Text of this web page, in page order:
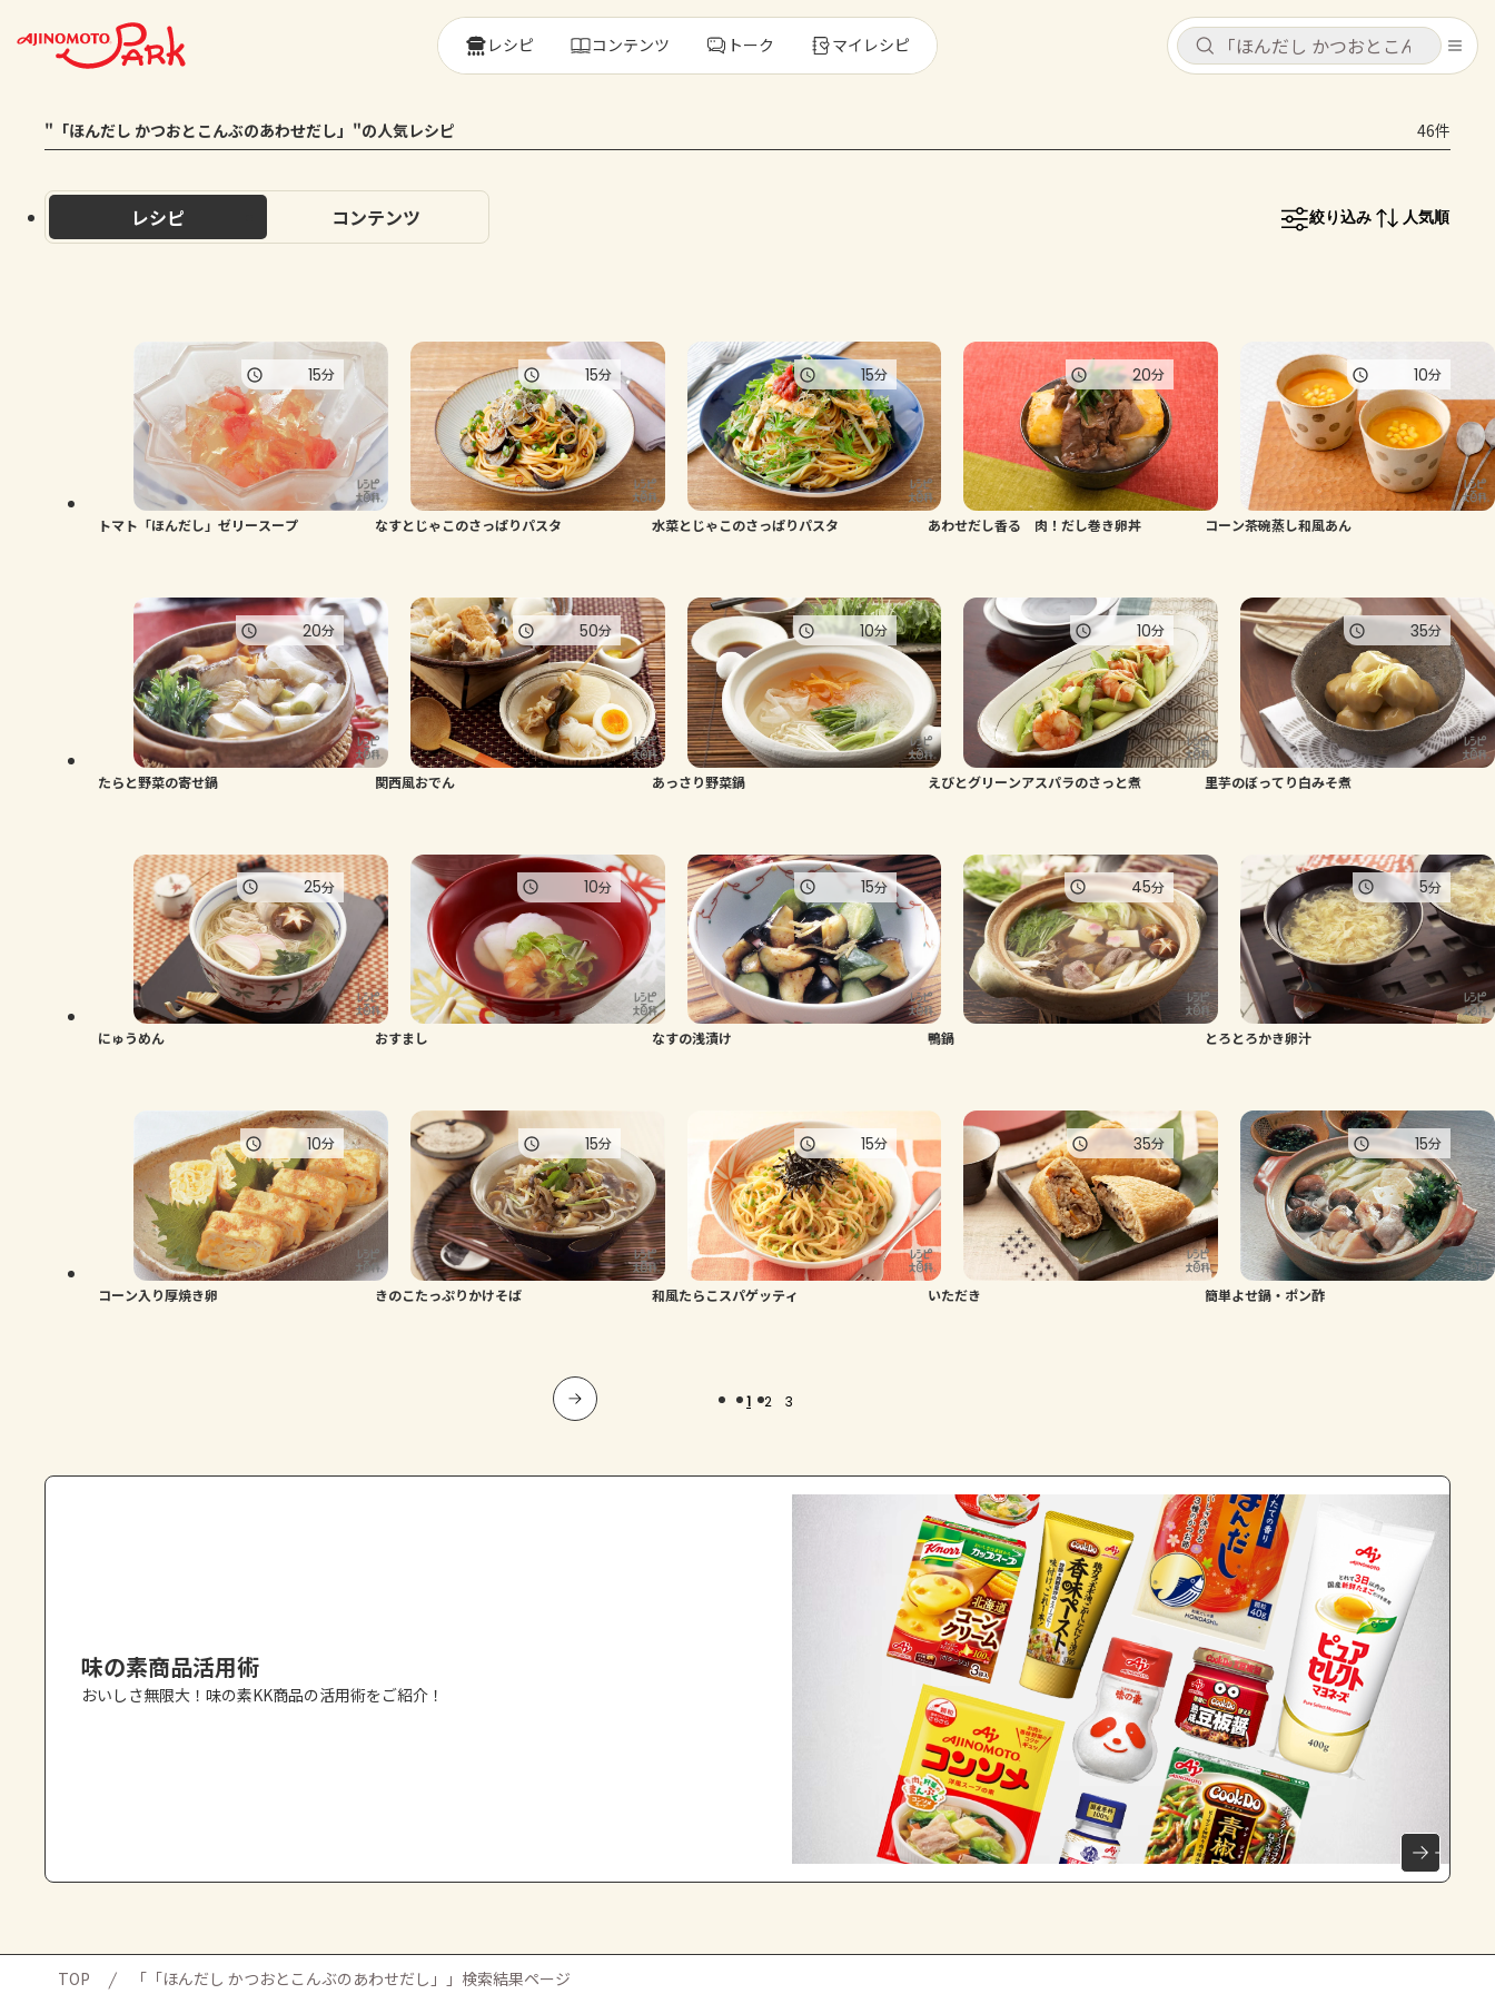
キャンセル
ログインするとレシピを保存できます
コンテンツ
レシピ
トーク
よくあるお問い合わせ
お買い物
AJINOMOTO PARK とは
キャンセル
レシピ コンテンツ
レシピ コンテンツ トーク マイレシピ
"「ほんだし かつおとこんぶのあわせだし」​​"の人気レシピ 46件
レシピ コンテンツ 絞り込み 人気順
トマト「ほんだし」ゼリースープ
15分
なすとじゃこのさっぱりパスタ
15分
水菜とじゃこのさっぱりパスタ
15分
あわせだし香る 肉！だし巻き卵丼
20分
コーン茶碗蒸し和風あん
10分
たらと野菜の寄せ鍋
20分
関西風おでん
50分
あっさり野菜鍋
10分
えびとグリーンアスパラのさっと煮
10分
里芋のぼってり白みそ煮
35分
にゅうめん
25分
おすまし
10分
なすの浅漬け
15分
鴨鍋
45分
とろとろかき卵汁
5分
コーン入り厚焼き卵
10分
きのこたっぷりかけそば
15分
和風たらこスパゲッティ
15分
いただき
35分
簡単よせ鍋・ポン酢
15分
1 2 3
味の素商品活用術
おいしさ無限大！味の素KK商品の活用術をご紹介！
TOP 「「ほんだし かつおとこんぶのあわせだし」​​」検索結果ページ